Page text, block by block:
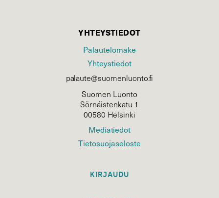
YHTEYSTIEDOT
Palautelomake
Yhteystiedot
palaute@suomenluonto.fi
Suomen Luonto
Sörnäistenkatu 1
00580 Helsinki
Mediatiedot
Tietosuojaseloste
KIRJAUDU